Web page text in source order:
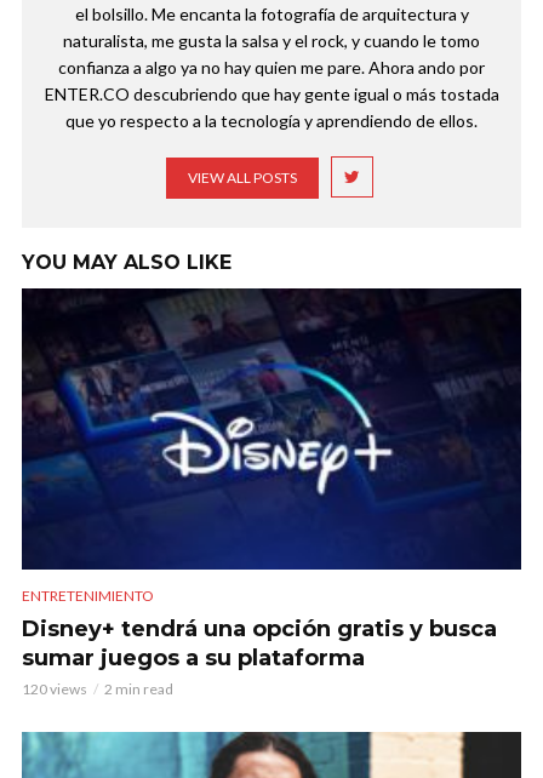
el bolsillo. Me encanta la fotografía de arquitectura y
naturalista, me gusta la salsa y el rock, y cuando le tomo
confianza a algo ya no hay quien me pare. Ahora ando por
ENTER.CO descubriendo que hay gente igual o más tostada
que yo respecto a la tecnología y aprendiendo de ellos.
VIEW ALL POSTS
YOU MAY ALSO LIKE
ENTRETENIMIENTO
Disney+ tendrá una opción gratis y busca
sumar juegos a su plataforma
120 views 2 min read